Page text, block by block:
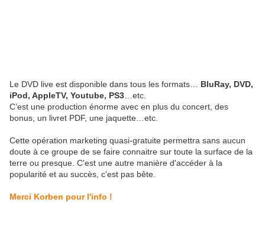
Le DVD live est disponible dans tous les formats… BluRay, DVD,
iPod, AppleTV, Youtube, PS3 …etc.
C’est une production énorme avec en plus du concert, des
bonus, un livret PDF, une jaquette…etc.
Cette opération marketing quasi-gratuite permettra sans aucun
doute à ce groupe de se faire connaitre sur toute la surface de la
terre ou presque. C'est une autre manière d'accéder à la
popularité et au succès, c'est pas bête.
Merci Korben pour l'info !